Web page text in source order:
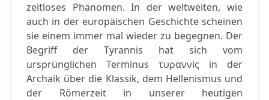
zeitloses Phänomen. In der weltweiten, wie
auch in der europäischen Geschichte scheinen
sie einem immer mal wieder zu begegnen. Der
Begriff der Tyrannis hat sich vom
ursprünglichen Terminus τυραννiς in der
Archaik über die Klassik, dem Hellenismus und
der Römerzeit in unserer heutigen